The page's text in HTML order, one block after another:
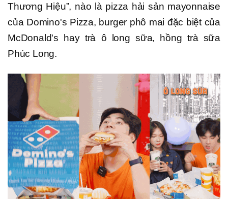
Thương Hiệu”, nào là pizza hải sản mayonnaise
của Domino's Pizza, burger phô mai đặc biệt của
McDonald's hay trà ô long sữa, hồng trà sữa
Phúc Long.